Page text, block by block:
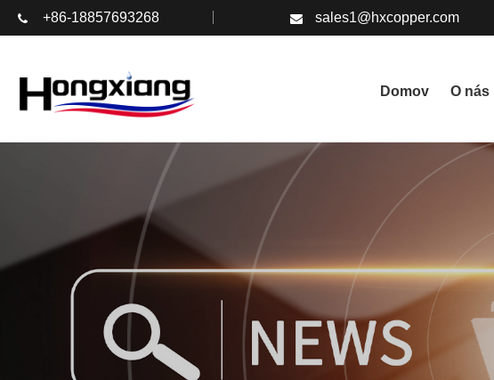
+86-18857693268 sales1@hxcopper.com
Domov O nás